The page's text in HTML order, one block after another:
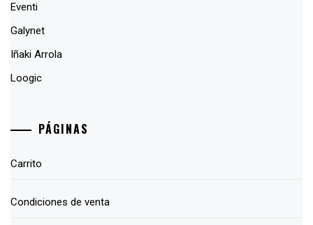
Eventi
Galynet
Iñaki Arrola
Loogic
PÁGINAS
Carrito
Condiciones de venta